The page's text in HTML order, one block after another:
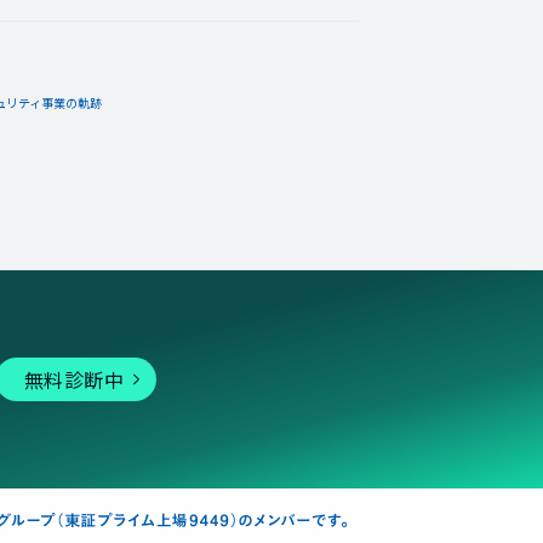
リティ事業の軌跡
無料診断中